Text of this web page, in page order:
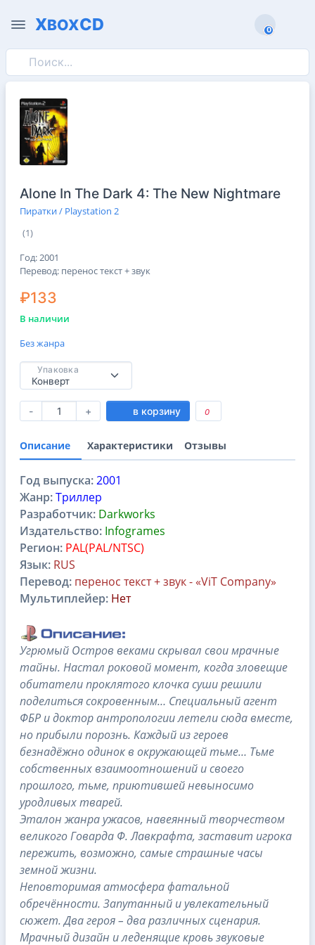
XBOXCD 0
0
Alone In The Dark 4: The New Nightmare
Пиратки / Playstation 2
(1)
Год: 2001
Перевод: перенос текст + звук
₽133
В наличии
Без жанра
Упаковка
- + в корзину 0
Описание Характеристики Отзывы
Год выпуска:2001
Жанр:Триллер
Разработчик: Darkworks
Издательство: Infogrames
Регион: PAL(PAL/NTSC)
Язык: RUS
Перевод: перенос текст + звук - «ViT Company»
Мультиплейер: Нет
Угрюмый Остров веками скрывал свои мрачные
тайны. Настал роковой момент, когда зловещие
обитатели проклятого клочка суши решили
поделиться сокровенным… Специальный агент
ФБР и доктор антропологии летели сюда вместе,
но прибыли порознь. Каждый из героев
безнадёжно одинок в окружающей тьме… Тьме
собственных взаимоотношений и своего
прошлого, тьме, приютившей невыносимо
уродливых тварей.
Эталон жанра ужасов, навеянный творчеством
великого Говарда Ф. Лавкрафта, заставит игрока
пережить, возможно, самые страшные часы
земной жизни.
Неповторимая атмосфера фатальной
обречённости. Запутанный и увлекательный
сюжет. Два героя – два различных сценария.
Мрачный дизайн и леденящие кровь звуковые